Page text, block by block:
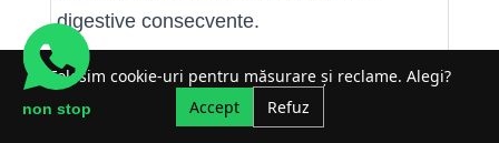
digestive consecvente.
Folosim cookie-uri pentru măsurare și reclame. Alegi?
Accept
Refuz
non stop